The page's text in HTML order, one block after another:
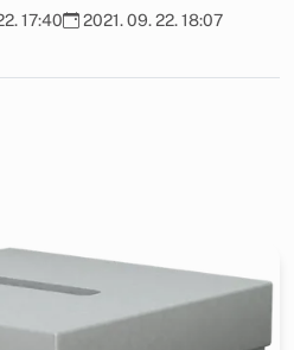
17:40
2021. 09. 22. 18:07